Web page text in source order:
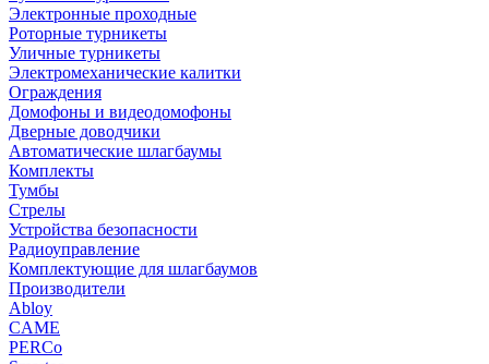
Электронные проходные
Роторные турникеты
Уличные турникеты
Электромеханические калитки
Ограждения
Домофоны и видеодомофоны
Дверные доводчики
Автоматические шлагбаумы
Комплекты
Тумбы
Стрелы
Устройства безопасности
Радиоуправление
Комплектующие для шлагбаумов
Производители
Abloy
CAME
PERCo